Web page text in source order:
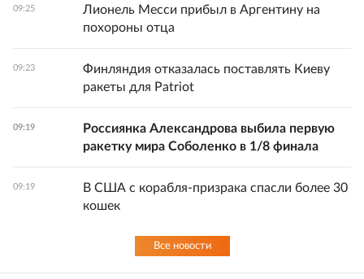
09:25
Лионель Месси прибыл в Аргентину на
похороны отца
09:23
Финляндия отказалась поставлять Киеву
ракеты для Patriot
09:19
Россиянка Александрова выбила первую
ракетку мира Соболенко в 1/8 финала
09:19
В США с корабля-призрака спасли более 30
кошек
Все новости